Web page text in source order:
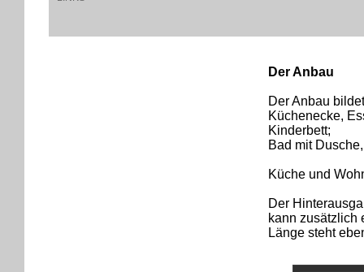
Der Anbau
Der Anbau
Küchenecke,
Kinderbett;
Bad mit
Küche und
Der
kann zusätzlich
Länge steht